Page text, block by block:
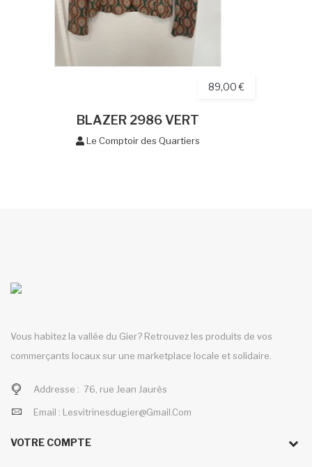
89,00 €
BLAZER 2986 VERT
Le Comptoir des Quartiers
Vous habitez la vallée du Gier? Retrouvez les produits de vos
commerçants locaux sur une marketplace locale et solidaire.
Addresse : 76, rue Jean Jaurès
Email : Lesvitrinesdugier@gmail.com
VOTRE COMPTE